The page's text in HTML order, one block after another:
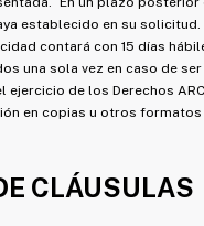
establecido en su
contará con 15 días
una sola vez en caso de
ejercicio de los Derechos
en copias u otros
CLÁUSULAS